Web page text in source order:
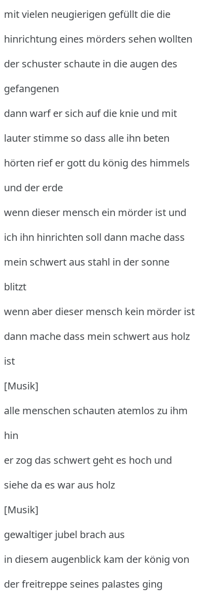
mit vielen neugierigen gefüllt die die
hinrichtung eines mörders sehen wollten
der schuster schaute in die augen des
gefangenen
dann warf er sich auf die knie und mit
lauter stimme so dass alle ihn beten
hörten rief er gott du könig des himmels
und der erde
wenn dieser mensch ein mörder ist und
ich ihn hinrichten soll dann mache dass
mein schwert aus stahl in der sonne
blitzt
wenn aber dieser mensch kein mörder ist
dann mache dass mein schwert aus holz
ist
[Musik]
alle menschen schauten atemlos zu ihm
hin
er zog das schwert geht es hoch und
siehe da es war aus holz
[Musik]
gewaltiger jubel brach aus
in diesem augenblick kam der könig von
der freitreppe seines palastes ging